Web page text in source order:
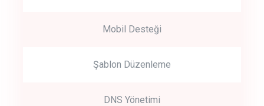
Mobil Desteği
Şablon Düzenleme
DNS Yönetimi